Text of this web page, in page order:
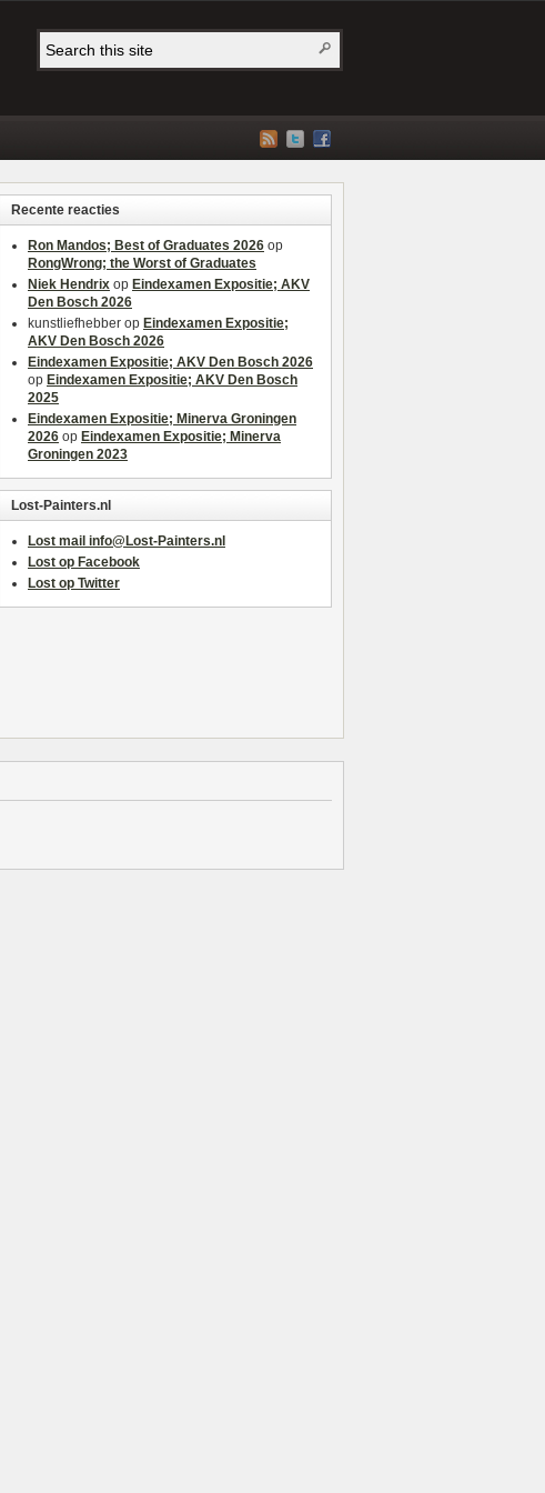
Recente reacties
Ron Mandos; Best of Graduates 2026 op
RongWrong; the Worst of Graduates
Niek Hendrix op Eindexamen Expositie; AKV
Den Bosch 2026
kunstliefhebber op Eindexamen Expositie;
AKV Den Bosch 2026
Eindexamen Expositie; AKV Den Bosch 2026
op Eindexamen Expositie; AKV Den Bosch
2025
Eindexamen Expositie; Minerva Groningen
2026 op Eindexamen Expositie; Minerva
Groningen 2023
Lost-Painters.nl
Lost mail info@Lost-Painters.nl
Lost op Facebook
Lost op Twitter